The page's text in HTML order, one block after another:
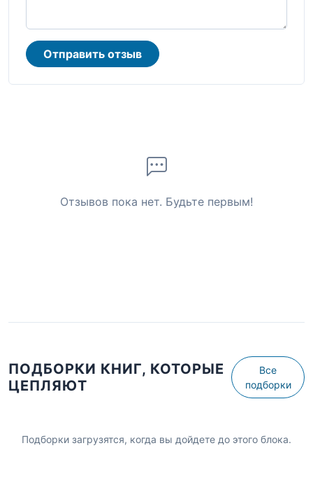
Отправить отзыв
Отзывов пока нет. Будьте первым!
ПОДБОРКИ КНИГ, КОТОРЫЕ
ЦЕПЛЯЮТ
Все
подборки
Подборки загрузятся, когда вы дойдете до этого блока.